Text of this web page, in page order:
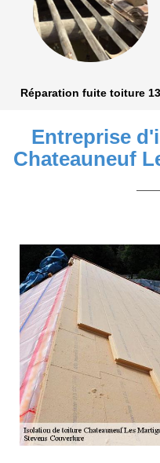
Réparation fuite toiture 13
Entreprise
Chateauneuf